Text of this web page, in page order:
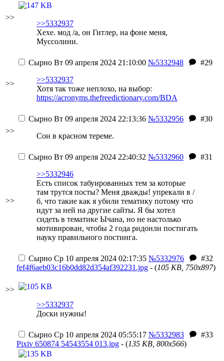
>>
>>5332937
Хехе. мод /а, он Гитлер, на фоне меня,
Муссолини.
>>
Сырно Вт 09 апреля 2024 21:10:00 №5332948
#29
>>5332937
Хотя так тоже неплохо, на выбор:
https://acronyms.thefreedictionary.com/BDA
>>
Сырно Вт 09 апреля 2024 22:13:36 №5332956
#30
Сон в красном тереме.
>>
Сырно Вт 09 апреля 2024 22:40:32 №5332960
#31
>>5332946
Есть список табуированных тем за которые
там трутся посты? Меня дважды! упрекали в /
б, что такие как я убили тематику потому что
идут за ней на другие сайты. Я бы хотел
сидеть в тематике Ычана, но не настолько
мотивирован, чтобы 2 года ридонли постигать
науку правильного постинга.
>>
Сырно Ср 10 апреля 2024 02:17:35 №5332976
#32
fef4f6aeb03c16b0dd82d354af392231.jpg - (105 KB, 750x897)
>>5332937
Доски нужны!
Сырно Ср 10 апреля 2024 05:55:17 №5332983
#33
Pixiv 650874 54543554 013.jpg - (135 KB, 800x566)